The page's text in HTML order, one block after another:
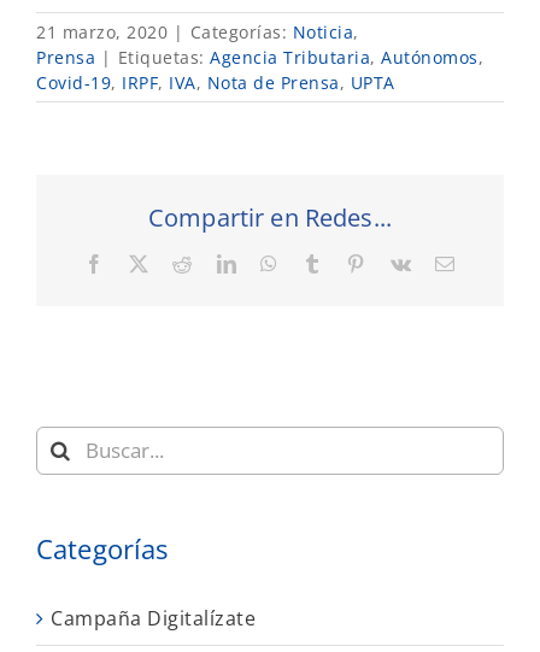
21 marzo, 2020 | Categorías: Noticia,
Prensa | Etiquetas: Agencia Tributaria, Autónomos,
Covid-19, IRPF, IVA, Nota de Prensa, UPTA
Compartir en Redes...
Facebook RedditLinkedInWhatsApp
Tumblr Pinterest
Vk
Correo
Buscar:
Categorías
Campaña Digitalízate